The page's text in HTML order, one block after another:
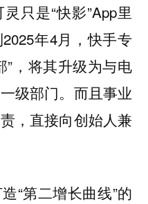
只是“快影”App里
年4月，快手专
”，将其升级为与电
级部门。而且事业
，直接向创始人兼
“第二增长曲线”的